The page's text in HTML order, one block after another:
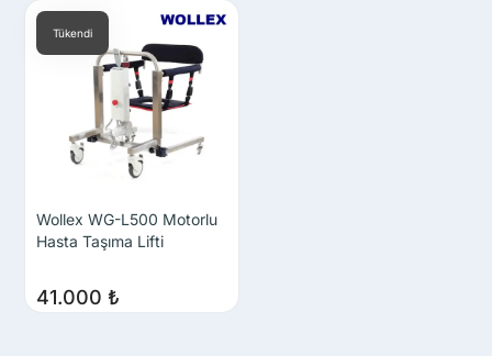
Wollex WG-L500 Motorlu
Hasta Taşıma Lifti
41.000₺
Tükendi